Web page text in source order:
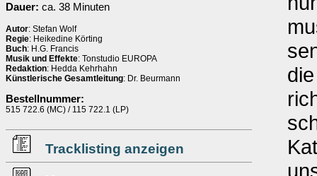
Dauer: ca. 38 Minuten
Autor: Stefan Wolf
Regie: Heikedine Körting
Buch: H.G. Francis
Musik und Effekte: Tonstudio EUROPA
Redaktion: Hedda Kehrhahn
Künstlerische Gesamtleitung: Dr. Beurmann
Bestellnummer:
515 722.6 (MC) / 115 722.1 (LP)
Tracklisting anzeigen